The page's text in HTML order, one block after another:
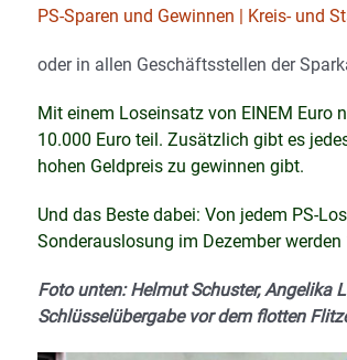
PS-Sparen und Gewinnen | Kreis- und
oder in allen Geschäftsstellen der
Mit einem Loseinsatz von EINEM
10.000 Euro teil. Zusätzlich gibt es
hohen Geldpreis zu gewinnen gibt.
Und das Beste dabei: Von jedem PS-
Sonderauslosung im Dezember
Foto unten: Helmut Schuster, Angelika
Schlüsselübergabe vor dem flotten